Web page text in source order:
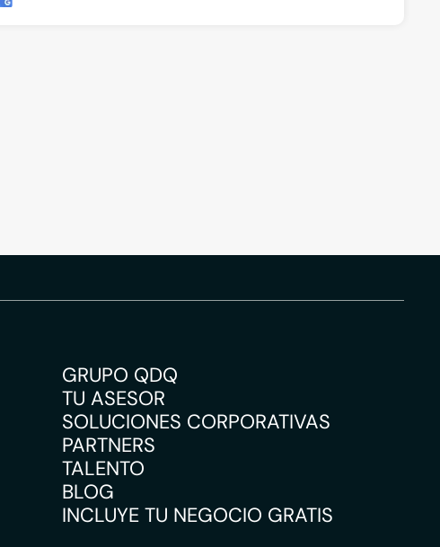
GRUPO QDQ
TU ASESOR
SOLUCIONES CORPORATIVAS
PARTNERS
TALENTO
BLOG
INCLUYE TU NEGOCIO GRATIS